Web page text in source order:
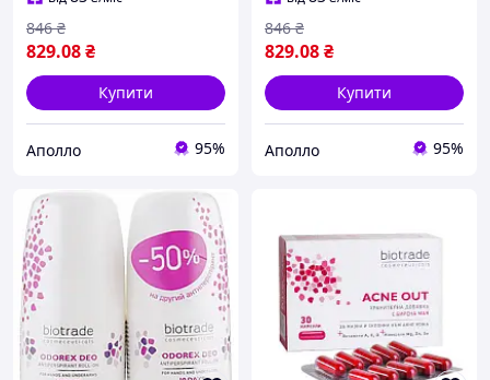
829.08₴
846 ₴
Купити
Аполло 95%
акне, 60 мл догля
829.08₴
846 ₴
Купити
Аполло 95%